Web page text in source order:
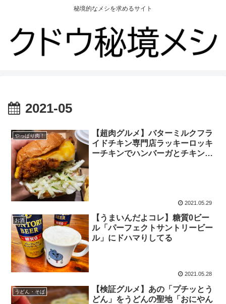
秘境的なメシを求めるサイト
2021-05
やっぱり肉！
【超肉グルメ】バターミルクフラ
イドチキン専門店ラッキーロッキ
ーチキンでハンバーガとチキンを
2021.05.29
お酒
【うまいんだよコレ】糖質0ビー
ル「パーフェクトサントリービー
ル」にドハマりしてる
2021.05.28
うどん・そば
【検証グルメ】あの「プチッとう
どん」をうどんの聖地「おにやん